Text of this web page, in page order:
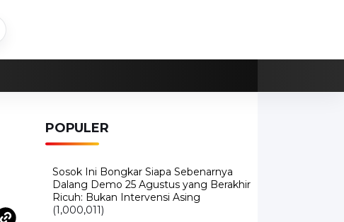
Ricuh: Bukan Intervensi Asing
(1,000,011)
3 Menu Diet Sehat Harian yang Efektif